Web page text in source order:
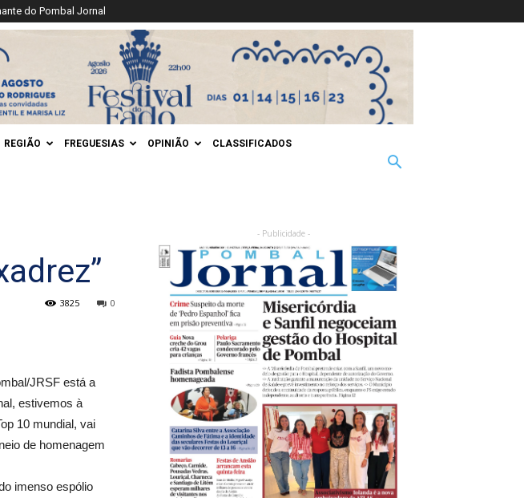
do Pombal Jornal
REGIÃO FREGUESIAS OPINIÃO CLASSIFICADOS
0
3825
JRSF está a
estivemos à
10 mundial, vai
de homenagem
imenso espólio
- Publicidade -